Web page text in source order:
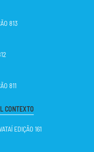
813
811
CONTEXTO
EDIÇÃO 161